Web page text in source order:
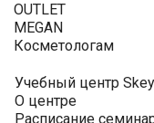
OUTLET
MEGAN
Косметологам
Учебный центр
О центре
Расписание